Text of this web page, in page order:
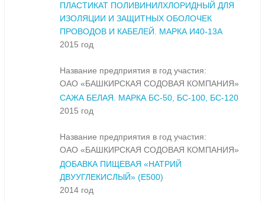
ПЛАСТИКАТ ПОЛИВИНИЛХЛОРИДНЫЙ ДЛЯ
ИЗОЛЯЦИИ И ЗАЩИТНЫХ ОБОЛОЧЕК
ПРОВОДОВ И КАБЕЛЕЙ. МАРКА И40-13А
2015 год
Название предприятия в год участия:
ОАО «БАШКИРСКАЯ СОДОВАЯ КОМПАНИЯ»
САЖА БЕЛАЯ. МАРКА БС-50, БС-100, БС-120
2015 год
Название предприятия в год участия:
ОАО «БАШКИРСКАЯ СОДОВАЯ КОМПАНИЯ»
ДОБАВКА ПИЩЕВАЯ «НАТРИЙ
ДВУУГЛЕКИСЛЫЙ» (Е500)
2014 год